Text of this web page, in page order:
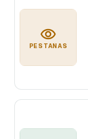
PESTAÑAS